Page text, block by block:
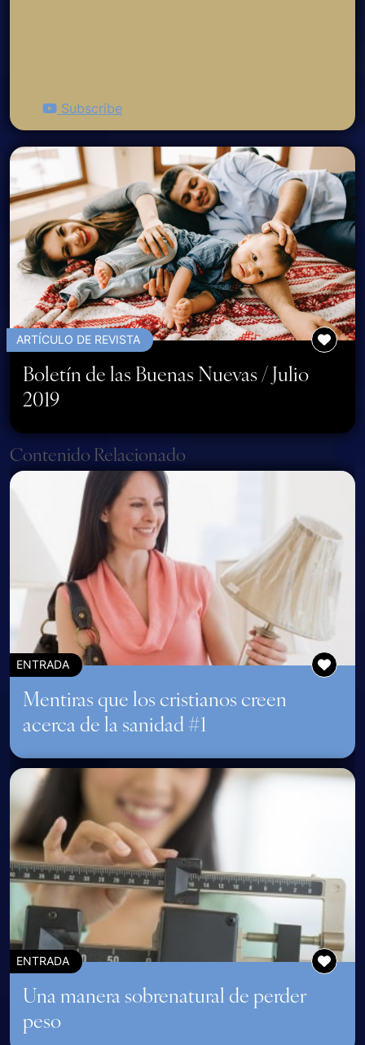
Subscribe
ARTÍCULO DE REVISTA
Boletín de las Buenas Nuevas / Julio
2019
Contenido Relacionado
ENTRADA
Mentiras que los cristianos creen
acerca de la sanidad #1
ENTRADA
Una manera sobrenatural de perder
peso